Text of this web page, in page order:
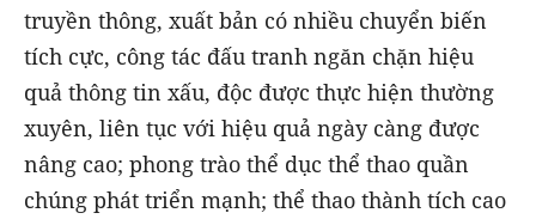
truyền thông, xuất bản có nhiều chuyển biến
tích cực, công tác đấu tranh ngăn chặn hiệu
quả thông tin xấu, độc được thực hiện thường
xuyên, liên tục với hiệu quả ngày càng được
nâng cao; phong trào thể dục thể thao quần
chúng phát triển mạnh; thể thao thành tích cao